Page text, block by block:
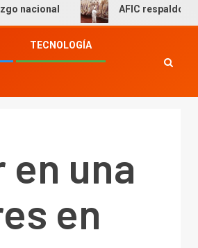
AFIC respaldo al actual
TECNOLOGÍA
una
en